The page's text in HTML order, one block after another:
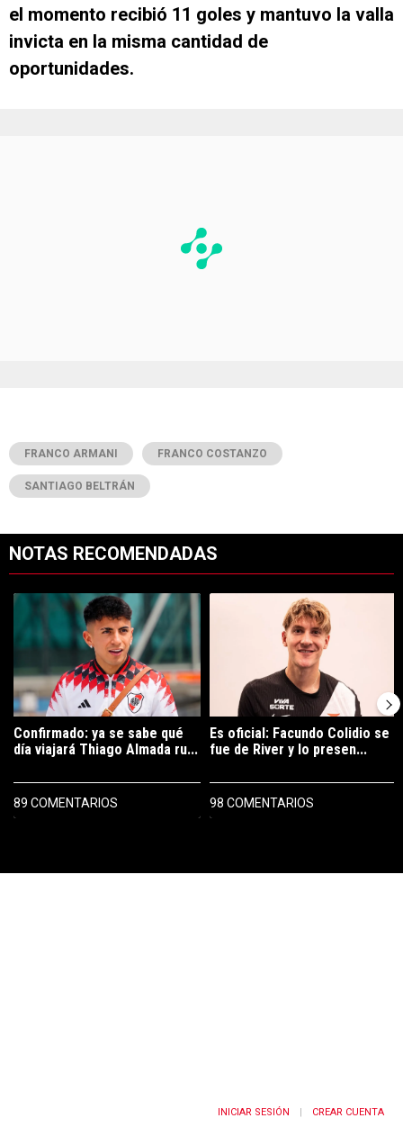
el momento recibió 11 goles y mantuvo la valla
invicta en la misma cantidad de
oportunidades.
FRANCO ARMANI FRANCO COSTANZO
SANTIAGO BELTRÁN
NOTAS RECOMENDADAS
Un artículo de tendencia con el título "Confirmado: ya se sabe qué
Confirmado: ya se sabe qué
día viajará Thiago Almada ru...
89 COMENTARIOS
Un artículo de tendencia con el
Es oficial: Facundo Colidio se
fue de River y lo presen...
98 COMENTARIOS
INICIAR SESIÓN CREAR CUENTA